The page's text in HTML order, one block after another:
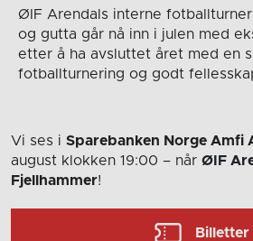
ØIF Arendals interne
og gutta går nå inn i julen med
etter å ha avsluttet året med en
fotballturnering og godt
Vi ses i Sparebanken Norge Amfi
august klokken 19:00 – når ØIF
Fjellhammer!
Billetter